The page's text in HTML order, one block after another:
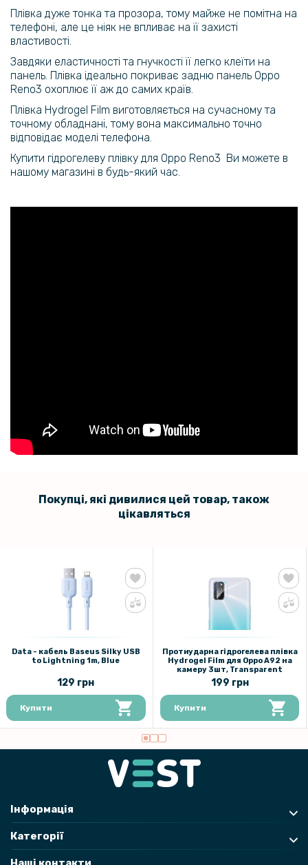
Плівка дуже тонка та прозора, тому майже не помітна на
телефоні, але це ніяк не впливає на її захисті
властивості.
Завдяки еластичності та гнучкості її легко клеїти на
панель. Плівка ідеально покриває задню панель Oppo
Reno3 охоплює її аж до самих країв.
Плівка Hydrogel Film виготовляється на сучасному та
точному обладнані, тому вона максимально точно
відповідає моделі телефона.
Купити гідрогелеву плівку для Oppo Reno3 Ви можете в
нашому магазині в будь-який час.
Покупці, які дивилися цей товар, також
цікавляться
Data - кабель Baseus Silky USB
to Lightning 1m, Blue
129 грн
Купити
Протиударна гідрогелева плівка
Hydrogel Film для Oppo A92 на
камеру 3шт, Transparent
199 грн
Купити
Інформація
Категорії